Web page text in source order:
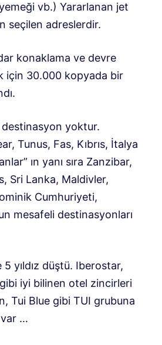
vb.) Yararlanan jet
seçilen adreslerdir.
konaklama ve devre
için 30.000 kopyada bir
yoktur.
Tunus, Fas, Kıbrıs, İtalya
ın yanı sıra Zanzibar,
Sri Lanka, Maldivler,
Cumhuriyeti,
mesafeli destinasyonları
yıldız düştü. Iberostar,
iyi bilinen otel zincirleri
Tui Blue gibi TUI grubuna
…